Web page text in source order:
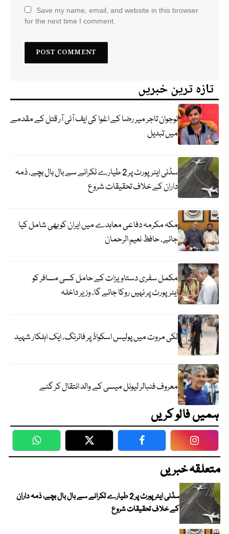
Save my name, email, and website in this browser
for the next time I comment.
تازہ ترین خبریں
نوجوان تاجر میر رضا کے اغوا کی ایف آئی آر قتل کے مقدمے
میں تبدیل
سڈنی ایئرپورٹ پر 2 طیارے ٹکرانے سے بال بال بچے، ذمہ
داران کے خلاف تحقیقات شروع
مکہ مکرمہ دفاعی معاہدے میں ایران کو بھی شامل کیا
جائے، حافظ نعیم الرحمان
مکمل سفری دستاویزات کے حامل کسی مسافر کو
ایئرپورٹ پر نہیں روکا جائے گا، وزیر داخلہ
لکی مروت میں پولیس اسکواڈ پر فائرنگ، ایک اہلکار شہید
معروف فٹبالر لیونل میسی کے والد انتقال کر گئے
ہمیں فالو کریں
WhatsApp Twitter Facebook
متعلقہ خبریں
سڈنی ایئرپورٹ پر 2 طیارے ٹکرانے سے بال بال بچے، ذمہ داران
کے خلاف تحقیقات شروع